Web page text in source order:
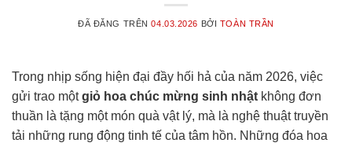
ĐÃ ĐĂNG TRÊN04.03.2026 BỞI TOÀN TRẦN
Trong nhịp sống hiện đại đầy hối hả của năm 2026, việc
gửi trao mộtgiỏ hoa chúc mừng sinh nhật không đơn
thuần là tặng một món quà vật lý, mà là nghệ thuật truyền
tải những rung động tinh tế của tâm hồn. Những đóa hoa